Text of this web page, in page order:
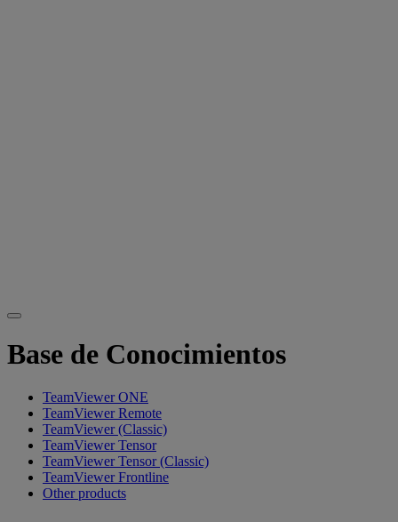
Base de Conocimientos
TeamViewer ONE
TeamViewer Remote
TeamViewer (Classic)
TeamViewer Tensor
TeamViewer Tensor (Classic)
TeamViewer Frontline
Other products